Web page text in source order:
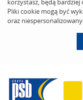
korzystasz, będą
Pliki cookie mogą być
oraz